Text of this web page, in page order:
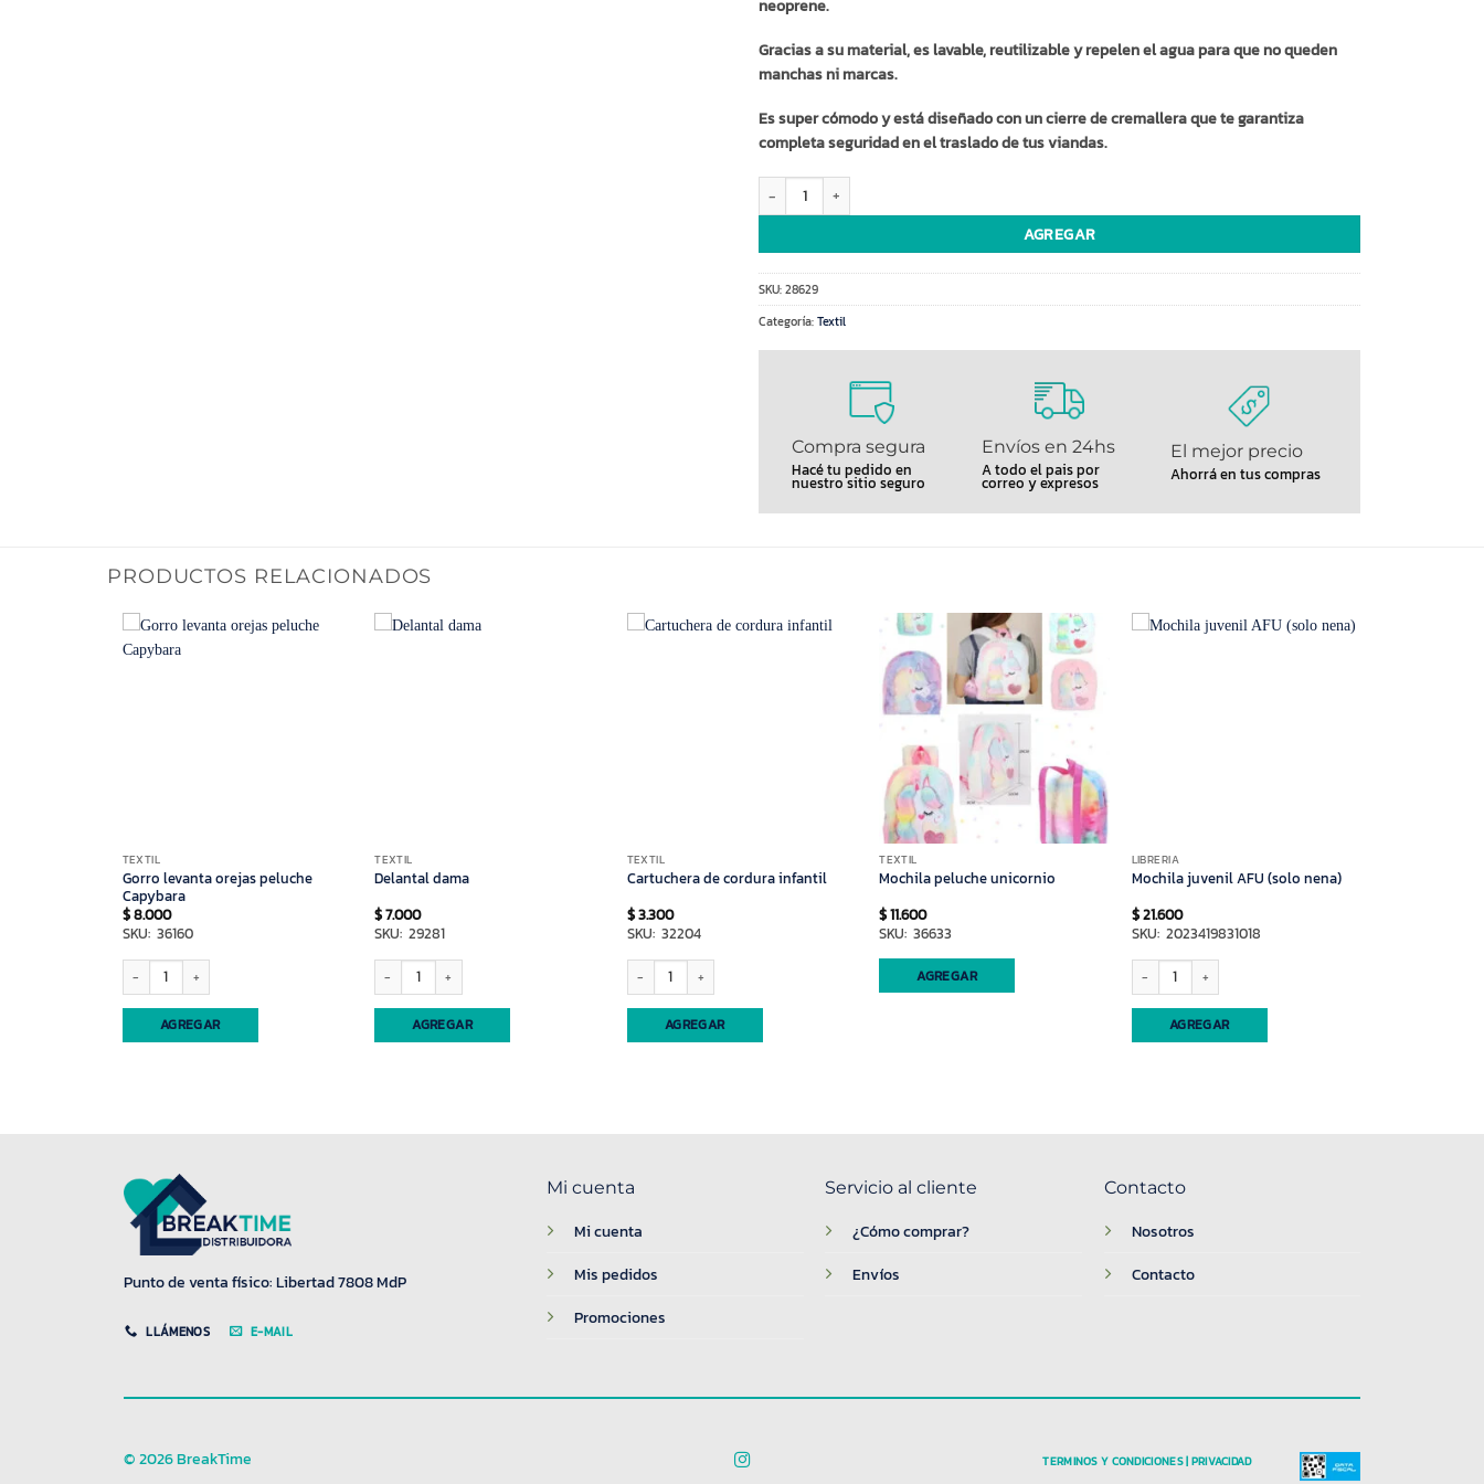
neoprene.
Gracias a su material, es lavable, reutilizable y repelen el agua para que no queden
manchas ni marcas.
Es super cómodo y está diseñado con un cierre de cremallera que te garantiza
completa seguridad en el traslado de tus viandas.
lunchera de neoprene infantil DINOS cantidad
AGREGAR
SKU:28629
Categoría:Textil
Compra segura
Hacé tu pedido en
nuestro sitio seguro
Envíos en 24hs
A todo el pais por
correo y expresos
El mejor precio
Ahorrá en tus compras
PRODUCTOS RELACIONADOS
TEXTIL
Gorro levanta orejas peluche
Capybara
$8.000
SKU: 36160
Gorro levanta orejas peluche Capybara cantidad
AGREGAR
TEXTIL
Delantal dama
$7.000
SKU: 29281
Delantal dama cantidad
AGREGAR
TEXTIL
Cartuchera de cordura infantil
$3.300
SKU: 32204
Cartuchera de cordura infantil cantidad
AGREGAR
TEXTIL
Mochila peluche unicornio
$11.600
SKU: 36633
AGREGAR
LIBRERIA
Mochila juvenil AFU (solo nena)
$21.600
SKU: 2023419831018
Mochila juvenil AFU (solo nena) cantidad
AGREGAR
Punto de venta físico: Libertad 7808 MdP
LLÁMENOS E-MAIL
Mi cuenta
Mi cuenta
Mis pedidos
Promociones
Servicio al cliente
¿Cómo comprar?
Envíos
Contacto
Nosotros
Contacto
© 2026 BreakTime TERMINOS Y CONDICIONES | PRIVACIDAD